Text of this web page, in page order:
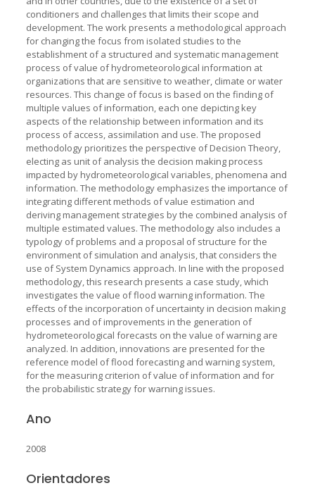
conditioners and challenges that limits their scope and
development. The work presents a methodological approach
for changing the focus from isolated studies to the
establishment of a structured and systematic management
process of value of hydrometeorological information at
organizations that are sensitive to weather, climate or water
resources. This change of focus is based on the finding of
multiple values of information, each one depicting key
aspects of the relationship between information and its
process of access, assimilation and use. The proposed
methodology prioritizes the perspective of Decision Theory,
electing as unit of analysis the decision making process
impacted by hydrometeorological variables, phenomena and
information. The methodology emphasizes the importance of
integrating different methods of value estimation and
deriving management strategies by the combined analysis of
multiple estimated values. The methodology also includes a
typology of problems and a proposal of structure for the
environment of simulation and analysis, that considers the
use of System Dynamics approach. In line with the proposed
methodology, this research presents a case study, which
investigates the value of flood warning information. The
effects of the incorporation of uncertainty in decision making
processes and of improvements in the generation of
hydrometeorological forecasts on the value of warning are
analyzed. In addition, innovations are presented for the
reference model of flood forecasting and warning system,
for the measuring criterion of value of information and for
the probabilistic strategy for warning issues.
Ano
2008
Orientadores